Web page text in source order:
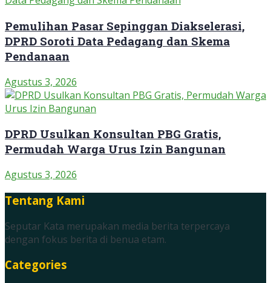
Pemulihan Pasar Sepinggan Diakselerasi,
DPRD Soroti Data Pedagang dan Skema
Pendanaan
Agustus 3, 2026
DPRD Usulkan Konsultan PBG Gratis,
Permudah Warga Urus Izin Bangunan
Agustus 3, 2026
Tentang Kami
Seputar Kata merupakan media berita terpercaya
dengan fokus berita di benua etam.
Categories